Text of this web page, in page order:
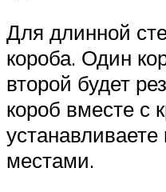
Для длинной
короба. Один
второй будет
короб вместе с
местами.